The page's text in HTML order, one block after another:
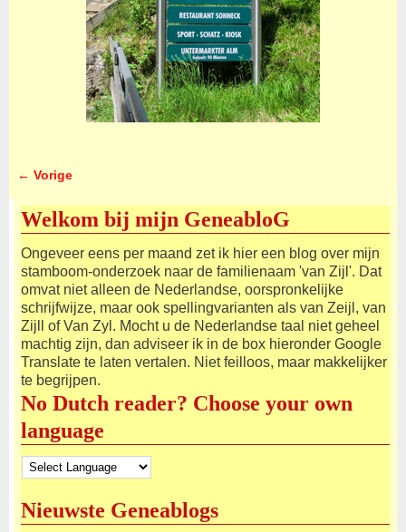
← Vorige
Welkom bij mijn GeneabloG
Ongeveer eens per maand zet ik hier een blog over mijn
stamboom-onderzoek naar de familienaam 'van Zijl'. Dat
omvat niet alleen de Nederlandse, oorspronkelijke
schrijfwijze, maar ook spellingvarianten als van Zeijl, van
Zijll of Van Zyl. Mocht u de Nederlandse taal niet geheel
machtig zijn, dan adviseer ik in de box hieronder Google
Translate te laten vertalen. Niet feilloos, maar makkelijker
te begrijpen.
No Dutch reader? Choose your own
language
Nieuwste Geneablogs